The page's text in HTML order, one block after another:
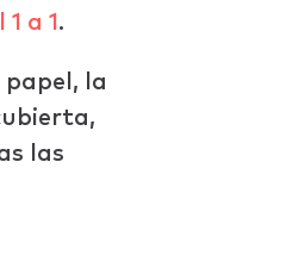
a 1 .
papel, la
las